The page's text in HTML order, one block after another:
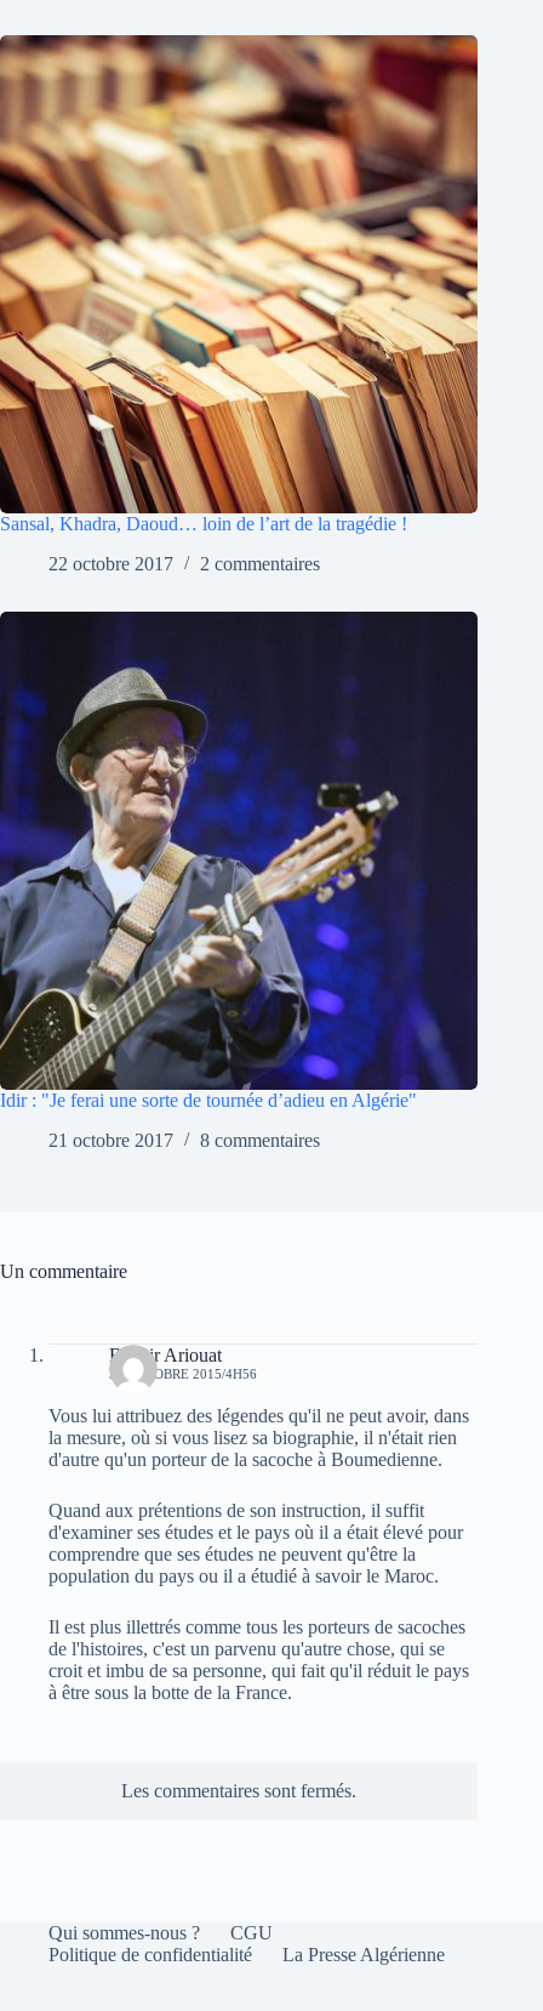
Sansal, Khadra, Daoud… loin de l’art de la tragédie !
22 octobre 2017
2 commentaires
Idir : "Je ferai une sorte de tournée d’adieu en Algérie"
21 octobre 2017
8 commentaires
Un commentaire
Bachir Ariouat
31 OCTOBRE 2015/4H56
Vous lui attribuez des légendes qu'il ne peut avoir, dans
la mesure, où si vous lisez sa biographie, il n'était rien
d'autre qu'un porteur de la sacoche à Boumedienne.
Quand aux prétentions de son instruction, il suffit
d'examiner ses études et le pays où il a était élevé pour
comprendre que ses études ne peuvent qu'être la
population du pays ou il a étudié à savoir le Maroc.
Il est plus illettrés comme tous les porteurs de sacoches
de l'histoires, c'est un parvenu qu'autre chose, qui se
croit et imbu de sa personne, qui fait qu'il réduit le pays
à être sous la botte de la France.
Les commentaires sont fermés.
Qui sommes-nous ?
CGU
Politique de confidentialité
La Presse Algérienne